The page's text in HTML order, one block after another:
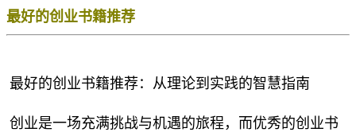
最好的创业书籍推荐
最好的创业书籍推荐：从理论到实践的智慧指南
创业是一场充满挑战与机遇的旅程，而优秀的创业书